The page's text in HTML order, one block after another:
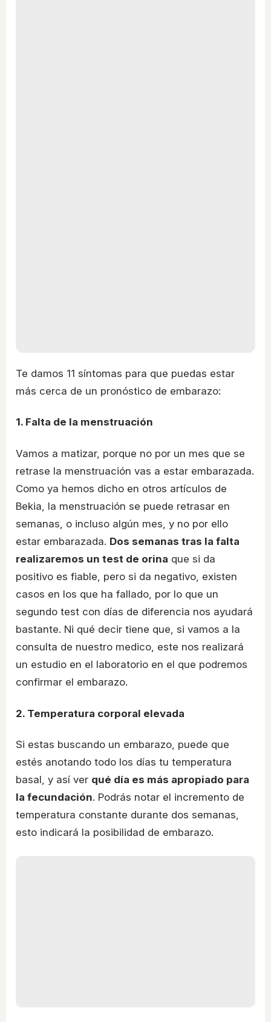
Te damos 11 síntomas para que puedas estar
más cerca de un pronóstico de embarazo:
1. Falta de la menstruación
Vamos a matizar, porque no por un mes que se
retrase la menstruación vas a estar embarazada.
Como ya hemos dicho en otros artículos de
Bekia, la menstruación se puede retrasar en
semanas, o incluso algún mes, y no por ello
estar embarazada. Dos semanas tras la falta
realizaremos un test de orina que si da
positivo es fiable, pero si da negativo, existen
casos en los que ha fallado, por lo que un
segundo test con días de diferencia nos ayudará
bastante. Ni qué decir tiene que, si vamos a la
consulta de nuestro medico, este nos realizará
un estudio en el laboratorio en el que podremos
confirmar el embarazo.
2. Temperatura corporal elevada
Si estas buscando un embarazo, puede que
estés anotando todo los días tu temperatura
basal, y así ver qué día es más apropiado para
la fecundación. Podrás notar el incremento de
temperatura constante durante dos semanas,
esto indicará la posibilidad de embarazo.